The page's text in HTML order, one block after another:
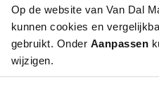
Op de website van Van Dal
kunnen cookies en
gebruikt. Onder Aanpassen
wijzigen.
Pasvorm:
Modern Fit
Dit overhemd van Lerros met
modern fit pasvorm met een
kleur en het casual design